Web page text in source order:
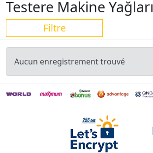
Testere Makine Yağları
Filtre
Aucun enregistrement trouvé